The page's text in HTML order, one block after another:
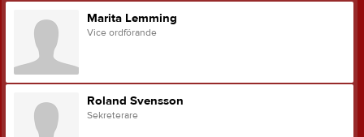
Marita Lemming
Vice ordförande
Roland Svensson
Sekreterare